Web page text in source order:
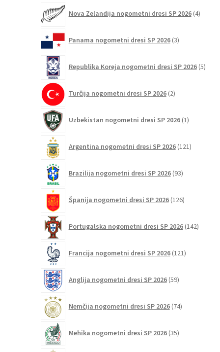
Nova Zelandija nogometni dresi SP 2026 4izdelki
Panama nogometni dresi SP 2026 3izdelki
Republika Koreja nogometni dresi SP 2026 5
Turčija nogometni dresi SP 2026 2izdelka
Uzbekistan nogometni dresi SP 2026 1izdelek
Argentina nogometni dresi SP 2026 121izdelkov
Brazilija nogometni dresi SP 2026 93izdelkov
Španija nogometni dresi SP 2026 126izdelkov
Portugalska nogometni dresi SP 2026 142
Francija nogometni dresi SP 2026 121izdelkov
Anglija nogometni dresi SP 2026 59izdelkov
Nemčija nogometni dresi SP 2026 74izdelkov
Mehika nogometni dresi SP 2026 35izdelkov